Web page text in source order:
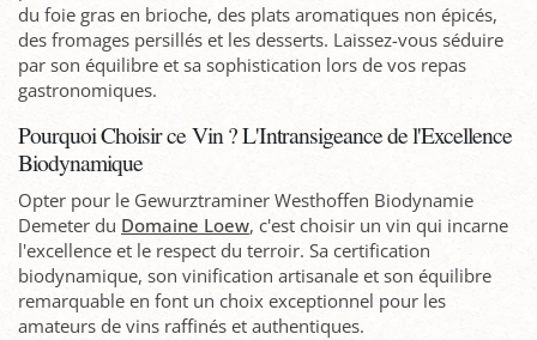
du foie gras en brioche, des plats aromatiques non épicés,
des fromages persillés et les desserts. Laissez-vous séduire
par son équilibre et sa sophistication lors de vos repas
gastronomiques.
Pourquoi Choisir ce Vin ? L'Intransigeance de l'Excellence
Biodynamique
Opter pour le Gewurztraminer Westhoffen Biodynamie
Demeter du Domaine Loew, c'est choisir un vin qui incarne
l'excellence et le respect du terroir. Sa certification
biodynamique, son vinification artisanale et son équilibre
remarquable en font un choix exceptionnel pour les
amateurs de vins raffinés et authentiques.